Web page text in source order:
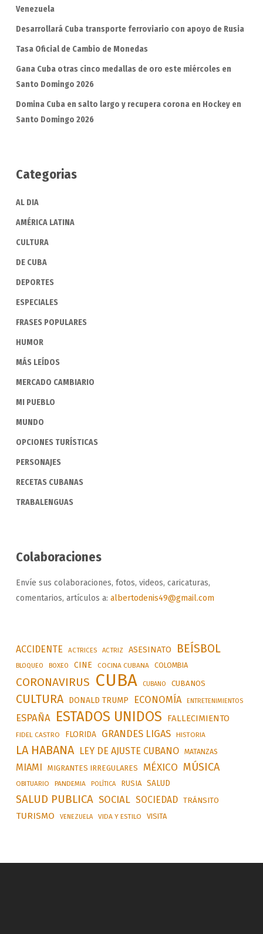
Venezuela
Desarrollará Cuba transporte ferroviario con apoyo de Rusia
Tasa Oficial de Cambio de Monedas
Gana Cuba otras cinco medallas de oro este miércoles en
Santo Domingo 2026
Domina Cuba en salto largo y recupera corona en Hockey en
Santo Domingo 2026
Categorias
AL DIA
AMÉRICA LATINA
CULTURA
DE CUBA
DEPORTES
ESPECIALES
FRASES POPULARES
HUMOR
MÁS LEÍDOS
MERCADO CAMBIARIO
MI PUEBLO
MUNDO
OPCIONES TURÍSTICAS
PERSONAJES
RECETAS CUBANAS
TRABALENGUAS
Colaboraciones
Envíe sus colaboraciones, fotos, videos, caricaturas,
comentarios, artículos a: albertodenis49@gmail.com
ACCIDENTE ACTRICES ACTRIZ ASESINATO BEÍSBOL
BLOQUEO BOXEO CINE COCINA CUBANA COLOMBIA
CORONAVIRUS CUBA CUBANO CUBANOS
CULTURA DONALD TRUMP ECONOMÍA ENTRETENIMIENTOS
ESPAÑA ESTADOS UNIDOS FALLECIMIENTO
FIDEL CASTRO FLORIDA GRANDES LIGAS HISTORIA
LA HABANA LEY DE AJUSTE CUBANO MATANZAS
MIAMI MIGRANTES IRREGULARES MÉXICO MÚSICA
OBITUARIO PANDEMIA POLÍTICA RUSIA SALUD
SALUD PUBLICA SOCIAL SOCIEDAD TRÁNSITO
TURISMO VENEZUELA VIDA Y ESTILO VISITA